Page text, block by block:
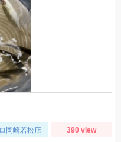
岡崎若松店 390 view